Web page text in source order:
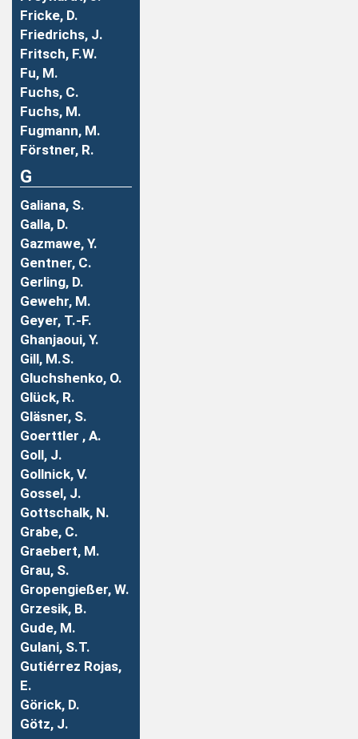
Fricke, D.
Friedrichs, J.
Fritsch, F.W.
Fu, M.
Fuchs, C.
Fuchs, M.
Fugmann, M.
Förstner, R.
G
Galiana, S.
Galla, D.
Gazmawe, Y.
Gentner, C.
Gerling, D.
Gewehr, M.
Geyer, T.-F.
Ghanjaoui, Y.
Gill, M.S.
Gluchshenko, O.
Glück, R.
Gläsner, S.
Goerttler , A.
Goll, J.
Gollnick, V.
Gossel, J.
Gottschalk, N.
Grabe, C.
Graebert, M.
Grau, S.
Gropengießer, W.
Grzesik, B.
Gude, M.
Gulani, S.T.
Gutiérrez Rojas,
E.
Görick, D.
Götz, J.